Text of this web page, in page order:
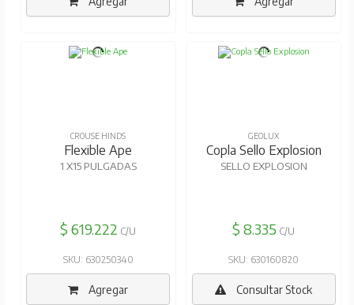
CROUSE HINDS
Flexible Ape
1 X15 PULGADAS
$ 619.222 C/U
SKU: 630250340
Agregar
GEOLUX
Copla Sello Explosion
SELLO EXPLOSION
$ 8.335 C/U
SKU: 630160820
Consultar Stock